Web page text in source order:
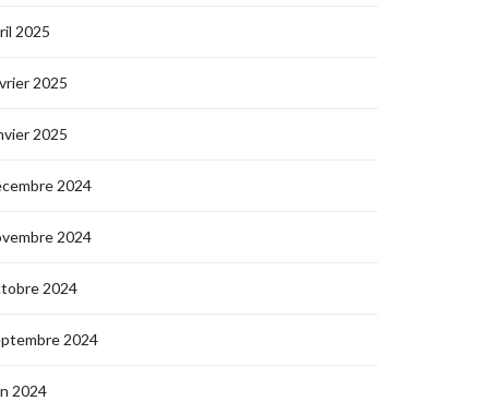
2025
2025
2025
2024
2024
2024
2024
2024